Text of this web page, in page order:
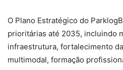
O Plano Estratégico do
prioritárias até 2035, incluindo
infraestrutura, fortalecimento
multimodal, formação